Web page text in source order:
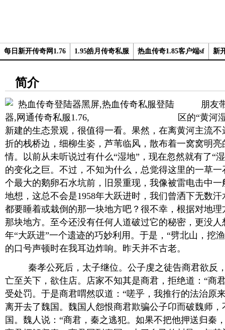
每日新开传奇网1.76 1.95皓月传奇私服 热血传奇1.85客户端sf 新
简介
朋友带
区的“黄河
新建的生态景观，很值得一看。果然，在离黄河主流
折的栈桥边，细柳生姿，芦苇临风，散布着一窝窝明
情。以前从未听说过有什么“湿地”，现在忽然就有了“
的变化之巨。不过，不知为什么，总觉得这里的一草
个最大的鹅卵石水坑前，旧景重现，我像被雷电击中
地想，这总不会是1958年大跃进时，我们曾洒下无数
都要睡着或栽倒的那一块地方吧？很不幸，根据对地
那块地方。至今还没有任何人道破过它的秘密，更没人
年“大跃进”一个遗迹的巧妙利用。于是，“劈北山，挖
的口号声顿时在我耳边炸响。昨天并不古老。
秦孝公死后，太子继位。公子虔之徒告商君欲反
亡至关下，欲住店。店家不知其是商君，拒绝道：“商
受处罚。于是商君喟然叹道：“嗟乎，我推行的法治原
离开去了魏国。魏国人怨恨商君欺骗公子卬而破魏师
国。魏人说：“商君，秦之逃犯。如果不把他押送归秦